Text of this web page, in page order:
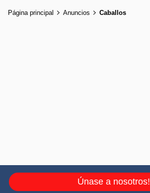
Página principal Anuncios Caballos
Únase a nosotros!